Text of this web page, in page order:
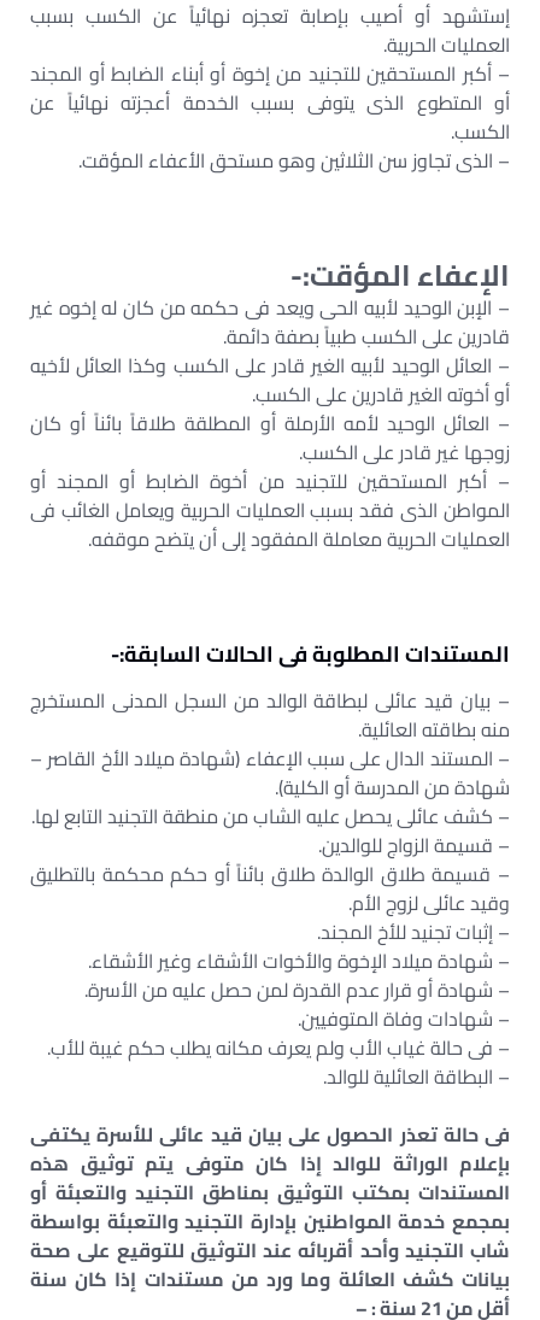
إستشهد أو أصيب بإصابة تعجزه نهائياً عن الكسب بسبب
العمليات الحربية.
– أكبر المستحقين للتجنيد من إخوة أو أبناء الضابط أو المجند
أو المتطوع الذى يتوفى بسبب الخدمة أعجزته نهائياً عن
الكسب.
– الذى تجاوز سن الثلاثين وهو مستحق الأعفاء المؤقت.
الإعفاء المؤقت:-
– الإبن الوحيد لأبيه الحى ويعد فى حكمه من كان له إخوه غير
قادرين على الكسب طبياً بصفة دائمة.
– العائل الوحيد لأبيه الغير قادر على الكسب وكذا العائل لأخيه
أو أخوته الغير قادرين على الكسب.
– العائل الوحيد لأمه الأرملة أو المطلقة طلاقاً بائناً أو كان
زوجها غير قادر على الكسب.
– أكبر المستحقين للتجنيد من أخوة الضابط أو المجند أو
المواطن الذى فقد بسبب العمليات الحربية ويعامل الغائب فى
العمليات الحربية معاملة المفقود إلى أن يتضح موقفه.
المستندات المطلوبة فى الحالات السابقة:-
– بيان قيد عائلى لبطاقة الوالد من السجل المدنى المستخرج
منه بطاقته العائلية.
– المستند الدال على سبب الإعفاء (شهادة ميلاد الأخ القاصر –
شهادة من المدرسة أو الكلية).
– كشف عائلى يحصل عليه الشاب من منطقة التجنيد التابع لها.
– قسيمة الزواج للوالدين.
– قسيمة طلاق الوالدة طلاق بائناً أو حكم محكمة بالتطليق
وقيد عائلى لزوج الأم.
– إثبات تجنيد للأخ المجند.
– شهادة ميلاد الإخوة والأخوات الأشقاء وغير الأشقاء.
– شهادة أو قرار عدم القدرة لمن حصل عليه من الأسرة.
– شهادات وفاة المتوفيين.
– فى حالة غياب الأب ولم يعرف مكانه يطلب حكم غيبة للأب.
– البطاقة العائلية للوالد.
فى حالة تعذر الحصول على بيان قيد عائلى للأسرة يكتفى
بإعلام الوراثة للوالد إذا كان متوفى يتم توثيق هذه
المستندات بمكتب التوثيق بمناطق التجنيد والتعبئة أو
بمجمع خدمة المواطنين بإدارة التجنيد والتعبئة بواسطة
شاب التجنيد وأحد أقربائه عند التوثيق للتوقيع على صحة
بيانات كشف العائلة وما ورد من مستندات إذا كان سنة
أقل من 21 سنة : –